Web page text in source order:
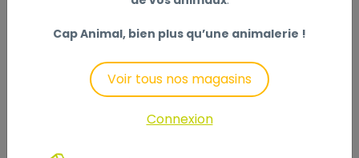
l'amidon.
Grâce à la teneur en vitamines de ces pâtes, votre
chien bénéficiera d'apports de qualité pour son
bien-être au quotidien.
Cap Animal, bien plus qu’une animalerie !
Voir tous nos magasins
Connexion